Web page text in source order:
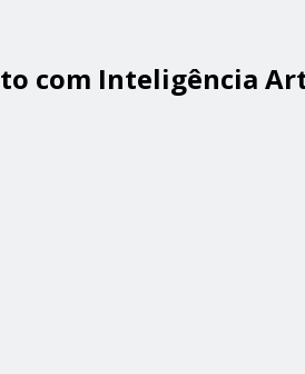
com Inteligência